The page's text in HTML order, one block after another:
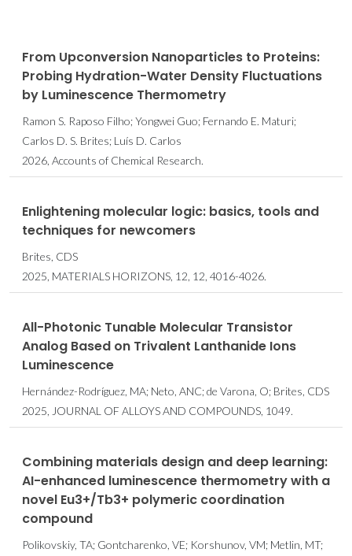
From Upconversion Nanoparticles to Proteins:
Probing Hydration-Water Density Fluctuations
by Luminescence Thermometry
Ramon S. Raposo Filho; Yongwei Guo; Fernando E. Maturi;
Carlos D. S. Brites; Luís D. Carlos
2026, Accounts of Chemical Research.
Enlightening molecular logic: basics, tools and
techniques for newcomers
Brites, CDS
2025, MATERIALS HORIZONS, 12, 12, 4016-4026.
All-Photonic Tunable Molecular Transistor
Analog Based on Trivalent Lanthanide Ions
Luminescence
Hernández-Rodríguez, MA; Neto, ANC; de Varona, O; Brites, CDS
2025, JOURNAL OF ALLOYS AND COMPOUNDS, 1049.
Combining materials design and deep learning:
AI-enhanced luminescence thermometry with a
novel Eu3+/Tb3+ polymeric coordination
compound
Polikovskiy, TA; Gontcharenko, VE; Korshunov, VM; Metlin, MT;